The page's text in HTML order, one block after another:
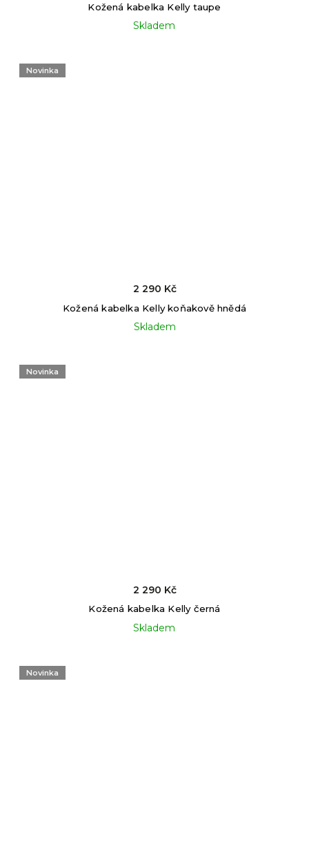
Kožená kabelka Kelly taupe
Skladem
Novinka
Kožená kabelka Kelly koňakově hnědá
Skladem
2 290 Kč
Novinka
Kožená kabelka Kelly černá
Skladem
2 290 Kč
Novinka